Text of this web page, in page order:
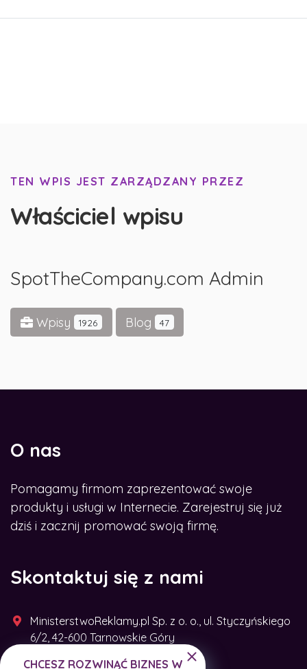
TEN WPIS JEST ZARZĄDZANY PRZEZ
Właściciel wpisu
SpotTheCompany.com Admin
Wpisy 1926 Blog 47
O nas
Pomagamy firmom zaprezentować swoje
produkty i usługi w Internecie. Zarejestruj się już
dziś i zacznij promować swoją firmę.
Skontaktuj się z nami
MinisterstwoReklamy.pl Sp. z o. o., ul. Styczyńskiego
6/2, 42-600 Tarnowskie Góry
+48 791 493 287
CHCESZ ROZWINĄĆ BIZNES W